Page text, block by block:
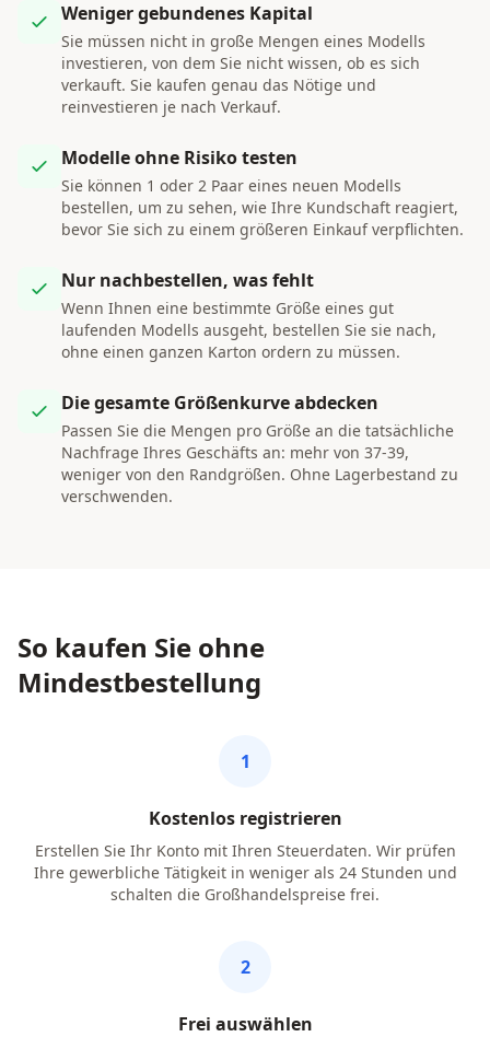
Weniger gebundenes Kapital
Sie müssen nicht in große Mengen eines Modells
investieren, von dem Sie nicht wissen, ob es sich
verkauft. Sie kaufen genau das Nötige und
reinvestieren je nach Verkauf.
Modelle ohne Risiko testen
Sie können 1 oder 2 Paar eines neuen Modells
bestellen, um zu sehen, wie Ihre Kundschaft reagiert,
bevor Sie sich zu einem größeren Einkauf verpflichten.
Nur nachbestellen, was fehlt
Wenn Ihnen eine bestimmte Größe eines gut
laufenden Modells ausgeht, bestellen Sie sie nach,
ohne einen ganzen Karton ordern zu müssen.
Die gesamte Größenkurve abdecken
Passen Sie die Mengen pro Größe an die tatsächliche
Nachfrage Ihres Geschäfts an: mehr von 37-39,
weniger von den Randgrößen. Ohne Lagerbestand zu
verschwenden.
So kaufen Sie ohne
Mindestbestellung
1
Kostenlos registrieren
Erstellen Sie Ihr Konto mit Ihren Steuerdaten. Wir prüfen
Ihre gewerbliche Tätigkeit in weniger als 24 Stunden und
schalten die Großhandelspreise frei.
2
Frei auswählen